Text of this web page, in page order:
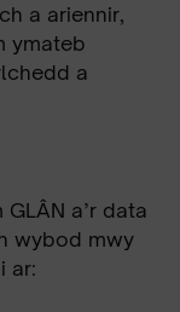
a ariennir,
ymateb
a
a’r data
wybod mwy
ar: